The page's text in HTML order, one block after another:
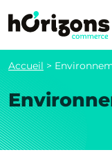
Accueil >